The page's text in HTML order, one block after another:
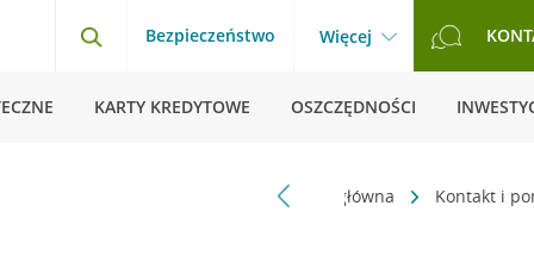
Bezpieczeństwo Więcej
KARTY KREDYTOWE OSZCZĘDNOŚCI
Strona główna Kontakt i